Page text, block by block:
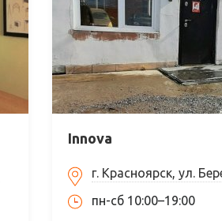
Innova
г. Красноярск, ул.
пн-сб 10:00–19:00